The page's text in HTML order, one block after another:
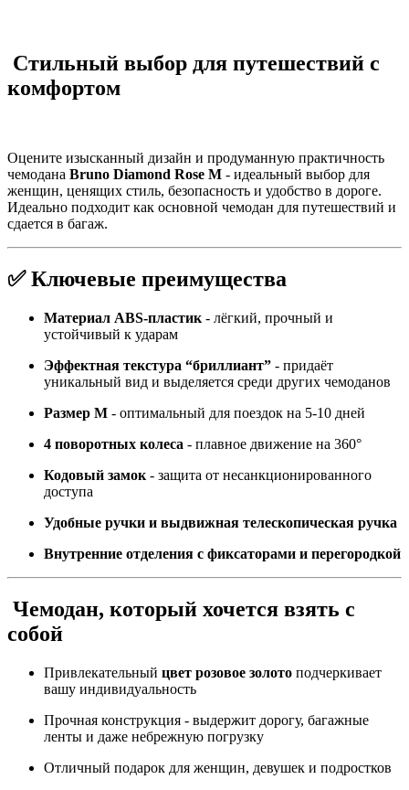
Стильный выбор для путешествий с
комфортом
Оцените изысканный дизайн и продуманную практичность
чемодана Bruno Diamond Rose M - идеальный выбор для
женщин, ценящих стиль, безопасность и удобство в дороге.
Идеально подходит как основной чемодан для путешествий и
сдается в багаж.
✅ Ключевые преимущества
Материал ABS-пластик - лёгкий, прочный и
устойчивый к ударам
Эффектная текстура “бриллиант” - придаёт
уникальный вид и выделяется среди других чемоданов
Размер M - оптимальный для поездок на 5-10 дней
4 поворотных колеса - плавное движение на 360°
Кодовый замок - защита от несанкционированного
доступа
Удобные ручки и выдвижная телескопическая ручка
Внутренние отделения с фиксаторами и перегородкой
Чемодан, который хочется взять с
собой
Привлекательный цвет розовое золото подчеркивает
вашу индивидуальность
Прочная конструкция - выдержит дорогу, багажные
ленты и даже небрежную погрузку
Отличный подарок для женщин, девушек и подростков